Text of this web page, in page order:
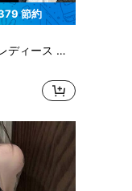
節約
ジュアル スポーツパンツ、春秋 スウェットパンツ
ポケット 女性用スウェットパンツ